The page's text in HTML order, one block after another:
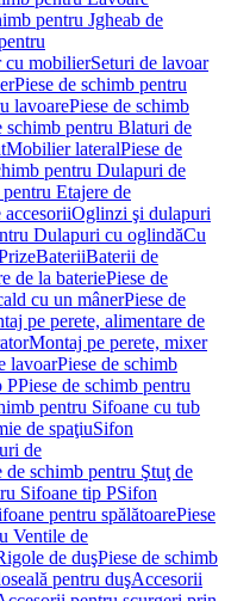
pentru Jgheab de
cu mobilierSeturi de lavoar
Piese de schimb pentru
lavoarePiese de schimb
schimb pentru Blaturi de
Mobilier lateralPiese de
pentru Dulapuri de
Etajere de
accesoriiOglinzi şi dulapuri
Dulapuri cu oglindăCu
BateriiBaterii de
de la bateriePiese de
cu un mânerPiese de
pe perete, alimentare de
Montaj pe perete, mixer
lavoarPiese de schimb
PPiese de schimb pentru
pentru Sifoane cu tub
de spaţiuSifon
de
de schimb pentru Ştuţ de
Sifoane tip PSifon
pentru spălătoarePiese
Ventile de
de duşPiese de schimb
pentru duşAccesorii